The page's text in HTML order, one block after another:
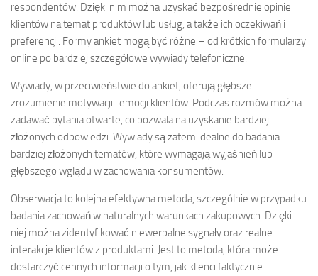
respondentów. Dzięki nim można uzyskać bezpośrednie opinie
klientów na temat produktów lub usług, a także ich oczekiwań i
preferencji. Formy ankiet mogą być różne – od krótkich formularzy
online po bardziej szczegółowe wywiady telefoniczne.
Wywiady, w przeciwieństwie do ankiet, oferują głębsze
zrozumienie motywacji i emocji klientów. Podczas rozmów można
zadawać pytania otwarte, co pozwala na uzyskanie bardziej
złożonych odpowiedzi. Wywiady są zatem idealne do badania
bardziej złożonych tematów, które wymagają wyjaśnień lub
głębszego wglądu w zachowania konsumentów.
Obserwacja to kolejna efektywna metoda, szczególnie w przypadku
badania zachowań w naturalnych warunkach zakupowych. Dzięki
niej można zidentyfikować niewerbalne sygnały oraz realne
interakcje klientów z produktami. Jest to metoda, która może
dostarczyć cennych informacji o tym, jak klienci faktycznie